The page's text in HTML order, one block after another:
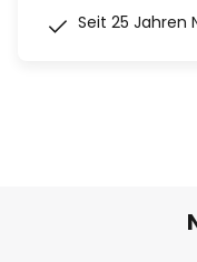
Seit 25 Jahren